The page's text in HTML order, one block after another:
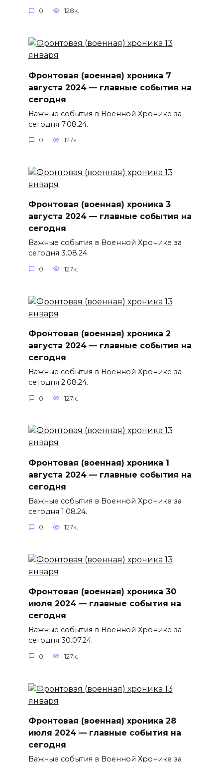
0 128к.
Фронтовая (военная) хроника 7
августа 2024 — главные события на
сегодня
Важные события в Военной Хронике за
сегодня 7.08.24.
0 127к.
Фронтовая (военная) хроника 3
августа 2024 — главные события на
сегодня
Важные события в Военной Хронике за
сегодня 3.08.24.
0 127к.
Фронтовая (военная) хроника 2
августа 2024 — главные события на
сегодня
Важные события в Военной Хронике за
сегодня 2.08.24.
0 127к.
Фронтовая (военная) хроника 1
августа 2024 — главные события на
сегодня
Важные события в Военной Хронике за
сегодня 1.08.24.
0 127к.
Фронтовая (военная) хроника 30
июля 2024 — главные события на
сегодня
Важные события в Военной Хронике за
сегодня 30.07.24.
0 127к.
Фронтовая (военная) хроника 28
июля 2024 — главные события на
сегодня
Важные события в Военной Хронике за